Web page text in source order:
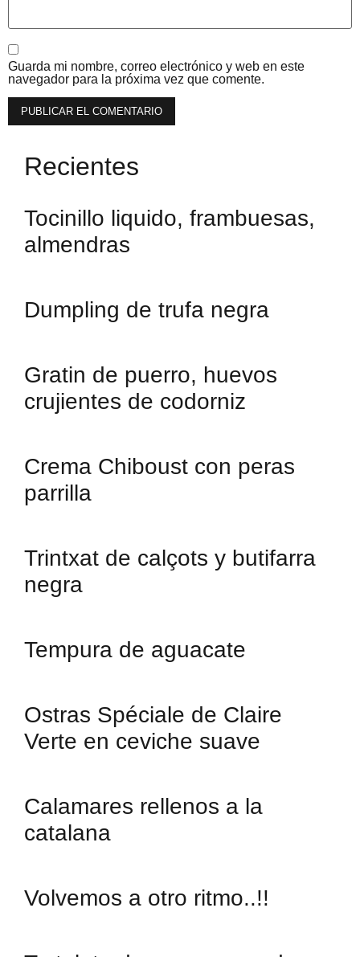
Guarda mi nombre, correo electrónico y web en este
navegador para la próxima vez que comente.
Recientes
Tocinillo liquido, frambuesas,
almendras
Dumpling de trufa negra
Gratin de puerro, huevos
crujientes de codorniz
Crema Chiboust con peras
parrilla
Trintxat de calçots y butifarra
negra
Tempura de aguacate
Ostras Spéciale de Claire
Verte en ceviche suave
Calamares rellenos a la
catalana
Volvemos a otro ritmo..!!